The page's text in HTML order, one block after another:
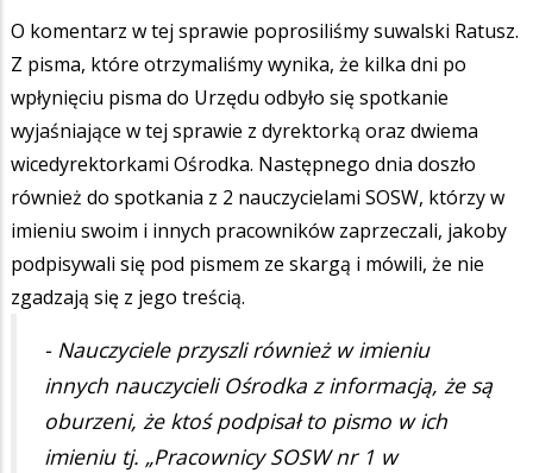
O komentarz w tej sprawie poprosiliśmy suwalski Ratusz.
Z pisma, które otrzymaliśmy wynika, że kilka dni po
wpłynięciu pisma do Urzędu odbyło się spotkanie
wyjaśniające w tej sprawie z dyrektorką oraz dwiema
wicedyrektorkami Ośrodka. Następnego dnia doszło
również do spotkania z 2 nauczycielami SOSW, którzy w
imieniu swoim i innych pracowników zaprzeczali, jakoby
podpisywali się pod pismem ze skargą i mówili, że nie
zgadzają się z jego treścią.
- Nauczyciele przyszli również w imieniu
innych nauczycieli Ośrodka z informacją, że są
oburzeni, że ktoś podpisał to pismo w ich
imieniu tj. „Pracownicy SOSW nr 1 w